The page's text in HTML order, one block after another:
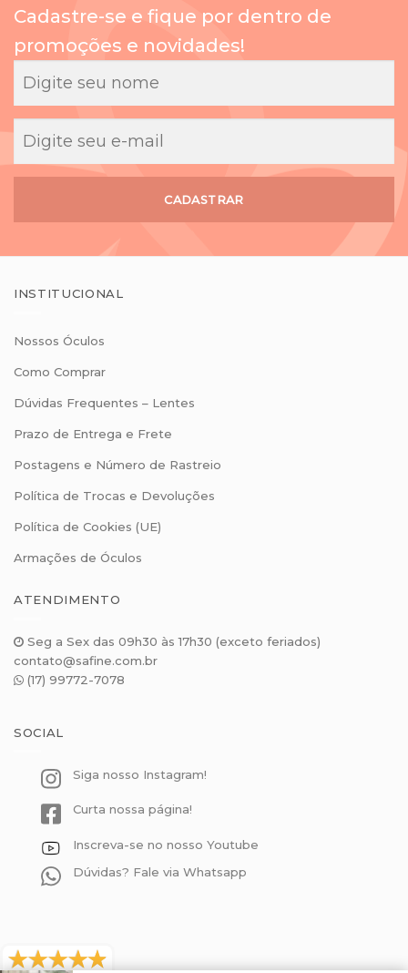
compras.
Cadastre-se e fique por dentro de
promoções e novidades!
CADASTRAR
INSTITUCIONAL
Nossos Óculos
Como Comprar
Dúvidas Frequentes – Lentes
Prazo de Entrega e Frete
Postagens e Número de Rastreio
Política de Trocas e Devoluções
Política de Cookies (UE)
Armações de Óculos
ATENDIMENTO
Seg a Sex das 09h30 às 17h30 (exceto feriados)
contato@safine.com.br
(17) 99772-7078
SOCIAL
Siga nosso Instagram!
Curta nossa página!
Inscreva-se no nosso Youtube
Dúvidas? Fale via Whatsapp